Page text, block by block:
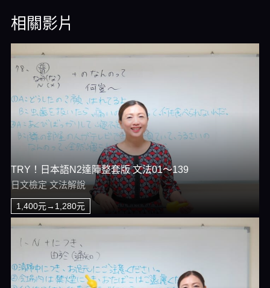
相關影片
TRY！日本語N2達陣整套版 文法01～139
日文檢定 文法解說
1,400元→1,280元